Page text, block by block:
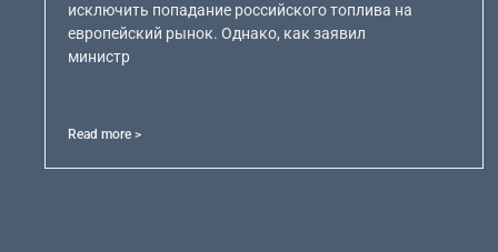
исключить попадание российского топлива на
европейский рынок. Однако, как заявил
министр
Read more >